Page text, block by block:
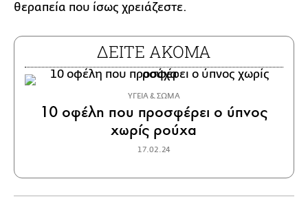
θεραπεία που ίσως χρειάζεστε.
ΔΕΙΤΕ ΑΚΟΜΑ
ΥΓΕΙΑ & ΣΩΜΑ
10 οφέλη που προσφέρει ο ύπνος
χωρίς ρούχα
17.02.24